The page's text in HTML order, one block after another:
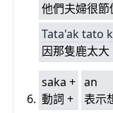
他們夫婦很節
Tata'ak tato
因那隻鹿太
saka +
動詞 +
an
表示